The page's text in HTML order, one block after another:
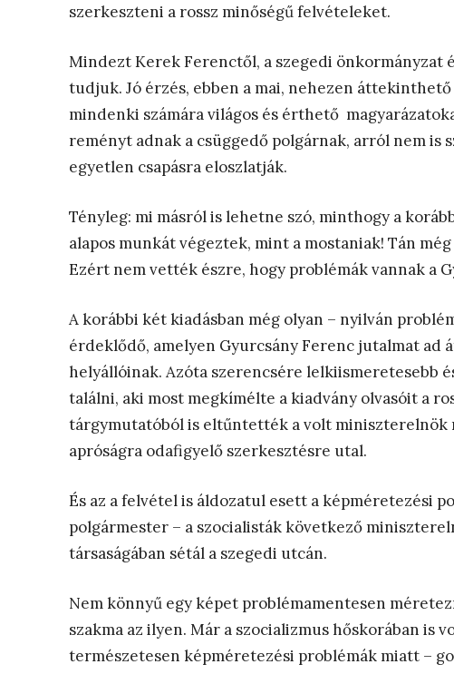
szerkeszteni a rossz minőségű felvételeket.
Mindezt Kerek Ferenctől, a szegedi
tudjuk. Jó érzés, ebben a mai, nehezen
mindenki számára világos és érthető
reményt adnak a csüggedő polgárnak, arról nem is
egyetlen csapásra eloszlatják.
Tényleg: mi másról is lehetne szó, minthogy a
alapos munkát végeztek, mint a mostaniak! Tán
Ezért nem vették észre, hogy problémák vannak a
A korábbi két kiadásban még olyan – nyilván
érdeklődő, amelyen Gyurcsány Ferenc jutalmat ad
helyállóinak. Azóta szerencsére lelkiismeretesebb
találni, aki most megkímélte a kiadvány olvasóit a
tárgymutatóból is eltűntették a volt miniszterelnök
apróságra odafigyelő szerkesztésre utal.
És az a felvétel is áldozatul esett a képméretezési
polgármester – a szocialisták következő
társaságában sétál a szegedi utcán.
Nem könnyű egy képet problémamentesen
szakma az ilyen. Már a szocializmus hőskorában is
természetesen képméretezési problémák miatt –